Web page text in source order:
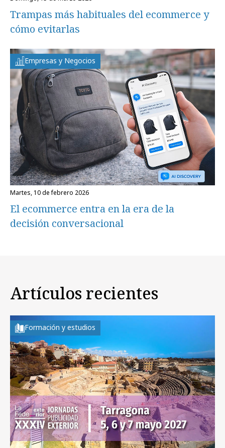
Trampas más habituales del ecommerce y
cómo evitarlas
Empresas y Negocios
martes, 10 de febrero 2026
El ecommerce entra en la era de la
decisión conversacional
Artículos recientes
Formación y estudios